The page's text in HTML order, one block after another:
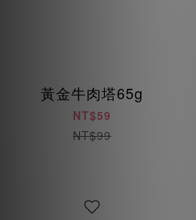
黃金牛肉塔65g
NT$59
NT$99